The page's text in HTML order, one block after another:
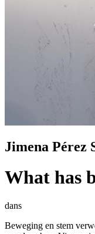
Jimena Pérez
What has
dans
Beweging en stem